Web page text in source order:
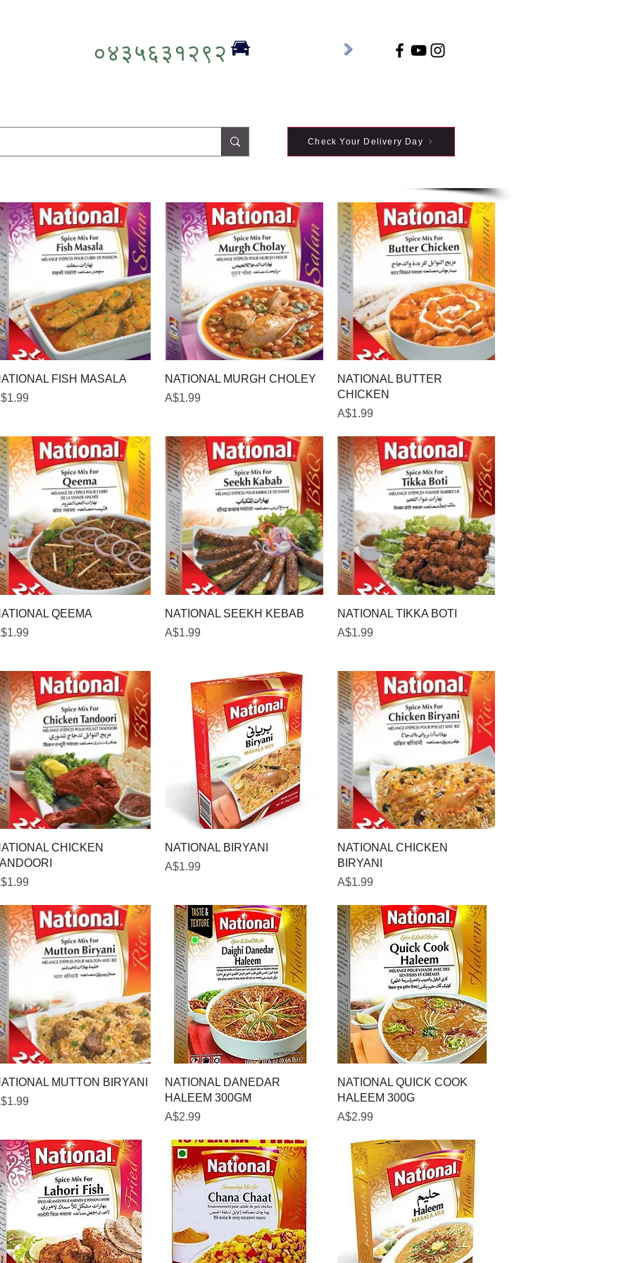
०४३५६३१२९२
Check Your Delivery Day
त्वरित दृश्य
FISH MASALA
त्वरित दृश्य
NATIONAL MURGH CHOLEY
मूल्य
A$1.99
त्वरित दृश्य
NATIONAL BUTTER
CHICKEN
मूल्य
A$1.99
त्वरित दृश्य
QEEMA
त्वरित दृश्य
NATIONAL SEEKH KEBAB
मूल्य
A$1.99
त्वरित दृश्य
NATIONAL TIKKA BOTI
मूल्य
A$1.99
त्वरित दृश्य
CHICKEN
त्वरित दृश्य
NATIONAL BIRYANI
मूल्य
A$1.99
त्वरित दृश्य
NATIONAL CHICKEN
BIRYANI
मूल्य
A$1.99
त्वरित दृश्य
MUTTON BIRYANI
त्वरित दृश्य
NATIONAL DANEDAR
HALEEM 300GM
मूल्य
A$2.99
त्वरित दृश्य
NATIONAL QUICK COOK
HALEEM 300G
मूल्य
A$2.99